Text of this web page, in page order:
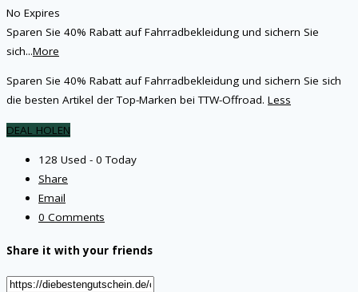
No Expires
Sparen Sie 40% Rabatt auf Fahrradbekleidung und sichern Sie
sich...More
Sparen Sie 40% Rabatt auf Fahrradbekleidung und sichern Sie sich
die besten Artikel der Top-Marken bei TTW-Offroad. Less
DEAL HOLEN
128 Used - 0 Today
Share
Email
0 Comments
Share it with your friends